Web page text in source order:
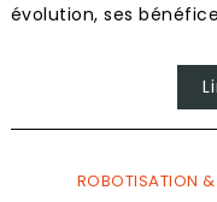
évolution, ses
ROBOTISATION